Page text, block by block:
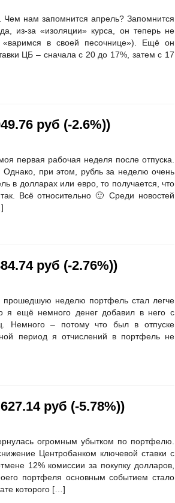
Чем нам запомнится апрель? Запомнится
из-за «изоляции» курса, он теперь не
в своей песочнице»). Ещё он
ЦБ – сначала с 20 до 17%, затем с 17
руб (-2.6%))
первая рабочая неделя после отпуска.
Однако, при этом, рубль за неделю очень
в долларах или евро, то получается, что
Всё относительно 🙂 Среди новостей
руб (-2.76%))
неделю портфель стал легче
ещё немного денег добавил в него с
Немного – потому что был в отпуске
период я отчислений в портфель не
руб (-5.78%))
огромным убытком по портфелю.
Центробанком ключевой ставки с
12% комиссии за покупку долларов,
портфеля основным событием стало
которого […]